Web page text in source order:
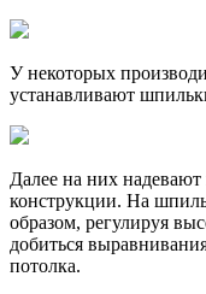
У некоторых
устанавливают
Далее на них
конструкции. На
образом, регулируя
добиться
потолка.